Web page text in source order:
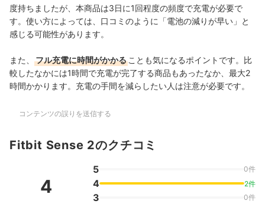
度持ちましたが、本商品は3日に1回程度の頻度で充電が必要で
す。使い方によっては、口コミのように「電池の減りが早い」と
感じる可能性があります。
また、 フル充電に時間がかかる ことも気になるポイントです。比
較したなかには1時間で充電が完了する商品もあったなか、最大2
時間かかります。充電の手間を減らしたい人は注意が必要です。
コンテンツの誤りを送信する
Fitbit Sense 2のクチコミ
4
5 0件
4 2件
3 0件